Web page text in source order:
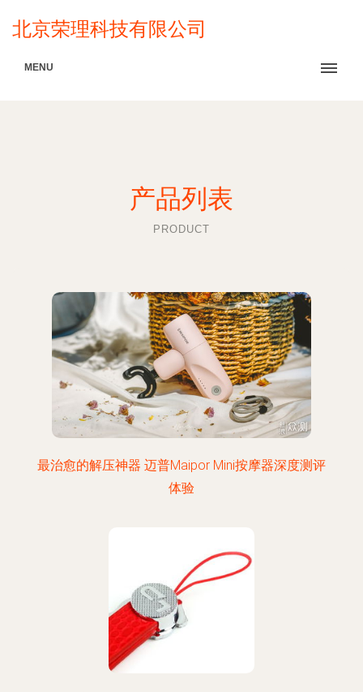
北京荣理科技有限公司
MENU
产品列表
PRODUCT
最治愈的解压神器 迈普Maipor Mini按摩器深度测评
体验